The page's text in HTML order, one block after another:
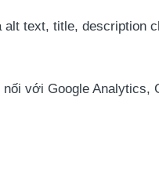
text, title, description
với Google Analytics,